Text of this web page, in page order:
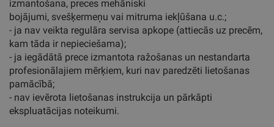
izmantošana, preces mehāniski
bojājumi, svešķermeņu vai mitruma iekļūšana u.c.;
- ja nav veikta regulāra servisa apkope (attiecās uz precēm,
kam tāda ir nepieciešama);
- ja iegādātā prece izmantota ražošanas un nestandarta
profesionālajiem mērķiem, kuri nav paredzēti lietošanas
pamācībā;
- nav ievērota lietošanas instrukcija un pārkāpti
ekspluatācijas noteikumi.